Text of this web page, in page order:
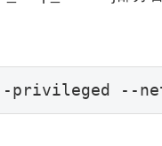
privileged --